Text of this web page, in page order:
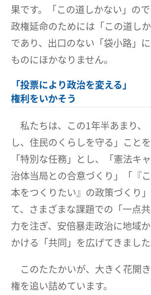
果です。「この道しかない」の
政権延命のためには「この道し
であり、出口のない「袋小路」
ものにほかなりません。
「投票により政治を変える」
権利をいかそう
私たちは、この1年半あまり、
し、住民のくらしを守る」こと
「特別な任務」とし、「憲法キ
治体当局との合意づくり」「『
本をつくりたい』の政策づくり
て、さまざまな課題での「一点
力を注ぎ、安倍暴走政治に地域
かける「共同」を広げてきました
このたたかいが、大きく花開き
権を追い詰めています。